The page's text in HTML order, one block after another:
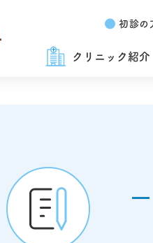
初診の
クリニック紹介